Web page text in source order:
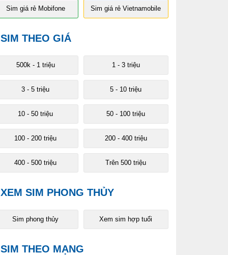
200 triệu 200 - 400 triệu 400 - 500 triệu
Sim giá rẻ Mobifone Sim giá rẻ Vietnamobile
SIM THEO GIÁ
500k - 1 triệu 1 - 3 triệu
3 - 5 triệu 5 - 10 triệu
10 - 50 triệu 50 - 100 triệu
100 - 200 triệu 200 - 400 triệu
400 - 500 triệu Trên 500 triệu
XEM SIM PHONG THỦY
Sim phong thủy Xem sim hợp tuổi
SIM THEO MẠNG